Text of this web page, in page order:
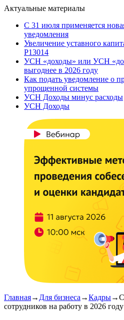
Актуальные материалы
С 31 июля применяется
уведомления
Увеличение уставного
Р13014
УСН «доходы» или УСН
выгоднее в 2026 году
Как подать уведомление о
упрощенной системы
УСН Доходы минус расходы
УСН Доходы
Главная→ Для бизнеса →Кадры→
сотрудников на работу в 2026 году